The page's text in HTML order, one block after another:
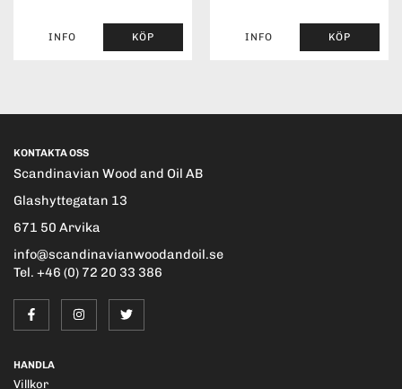
INFO KÖP INFO KÖP
KONTAKTA OSS
Scandinavian Wood and Oil AB
Glashyttegatan 13
671 50 Arvika
info@scandinavianwoodandoil.se
Tel. +46 (0) 72 20 33 386
HANDLA
Villkor